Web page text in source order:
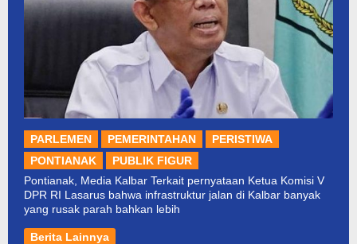
PARLEMEN PEMERINTAHAN
PERISTIWA
PONTIANAK
PUBLIK FIGUR
Pontianak, Media Kalbar Terkait pernyataan Ketua Komisi V
DPR RI Lasarus bahwa infrastruktur jalan di Kalbar banyak
yang rusak parah bahkan lebih
Berita Lainnya